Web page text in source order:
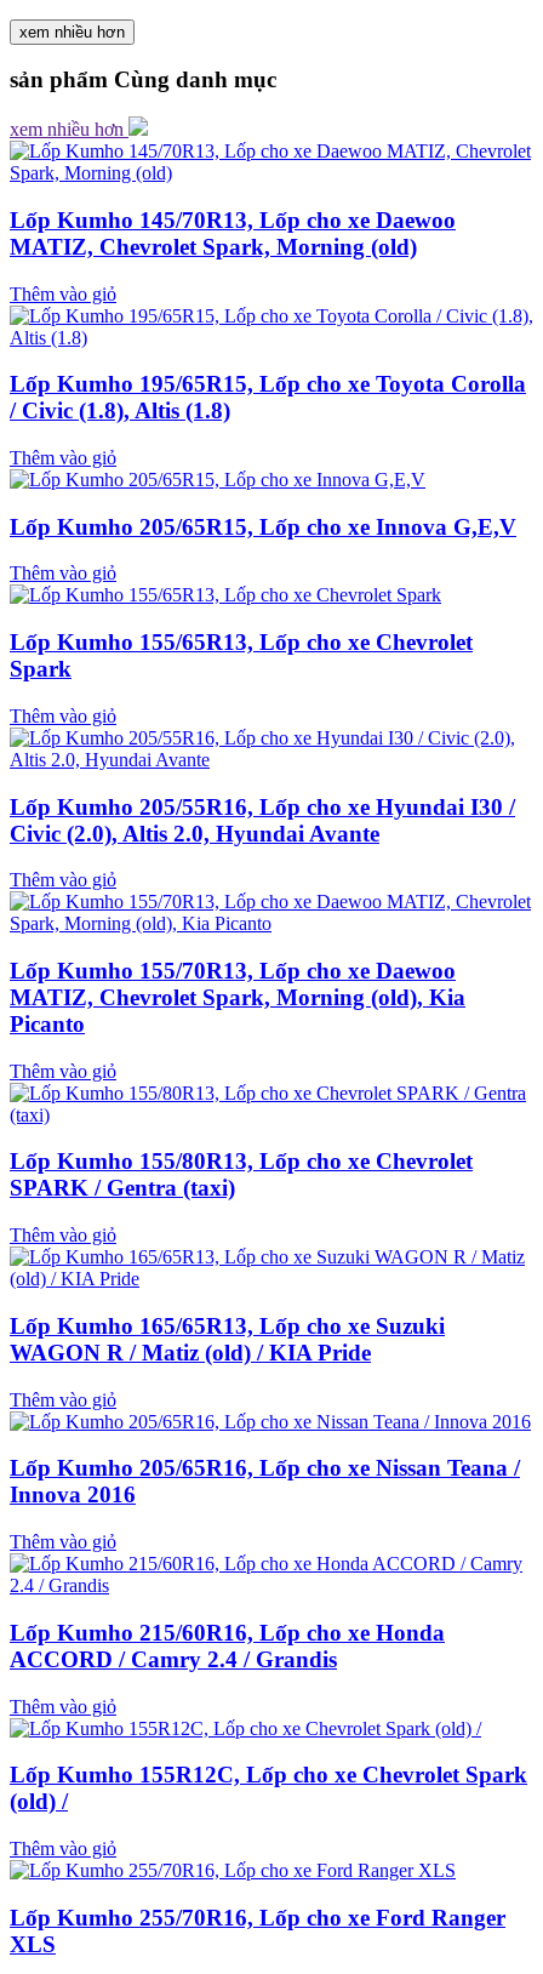
xem nhiều hơn
sản phẩm Cùng danh mục
xem nhiều hơn
Lốp Kumho 145/70R13, Lốp cho xe Daewoo
MATIZ, Chevrolet Spark, Morning (old)
Thêm vào giỏ
Lốp Kumho 195/65R15, Lốp cho xe Toyota Corolla
/ Civic (1.8), Altis (1.8)
Thêm vào giỏ
Lốp Kumho 205/65R15, Lốp cho xe Innova G,E,V
Thêm vào giỏ
Lốp Kumho 155/65R13, Lốp cho xe Chevrolet
Spark
Thêm vào giỏ
Lốp Kumho 205/55R16, Lốp cho xe Hyundai I30 /
Civic (2.0), Altis 2.0, Hyundai Avante
Thêm vào giỏ
Lốp Kumho 155/70R13, Lốp cho xe Daewoo
MATIZ, Chevrolet Spark, Morning (old), Kia
Picanto
Thêm vào giỏ
Lốp Kumho 155/80R13, Lốp cho xe Chevrolet
SPARK / Gentra (taxi)
Thêm vào giỏ
Lốp Kumho 165/65R13, Lốp cho xe Suzuki
WAGON R / Matiz (old) / KIA Pride
Thêm vào giỏ
Lốp Kumho 205/65R16, Lốp cho xe Nissan Teana /
Innova 2016
Thêm vào giỏ
Lốp Kumho 215/60R16, Lốp cho xe Honda
ACCORD / Camry 2.4 / Grandis
Thêm vào giỏ
Lốp Kumho 155R12C, Lốp cho xe Chevrolet Spark
(old) /
Thêm vào giỏ
Lốp Kumho 255/70R16, Lốp cho xe Ford Ranger
XLS